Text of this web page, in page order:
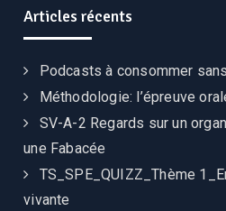
Articles récents
Podcasts à consommer
Méthodologie: l’épreuve
SV-A-2 Regards sur un
une Fabacée
TS_SPE_QUIZZ_Thème
vivante